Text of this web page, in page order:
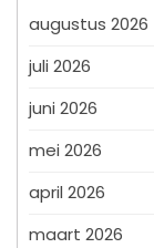
augustus 2026
juli 2026
juni 2026
mei 2026
april 2026
maart 2026